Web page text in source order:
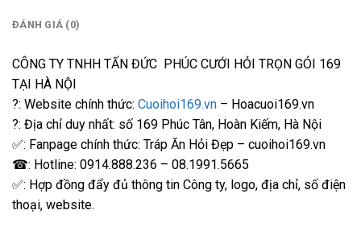
ĐÁNH GIÁ (0)
CÔNG TY TNHH TẤN ĐỨC PHÚC CƯỚI HỎI TRỌN GÓI 169
TẠI HÀ NỘI
?: Website chính thức: Cuoihoi169.vn – Hoacuoi169.vn
?: Địa chỉ duy nhất: số 169 Phúc Tân, Hoàn Kiếm, Hà Nội
✅: Fanpage chính thức: Tráp Ăn Hỏi Đẹp – cuoihoi169.vn
☎: Hotline: 0914.888.236 – 08.1991.5665
✅: Hợp đồng đẩy đủ thông tin Công ty, logo, địa chỉ, số điện
thoại, website.